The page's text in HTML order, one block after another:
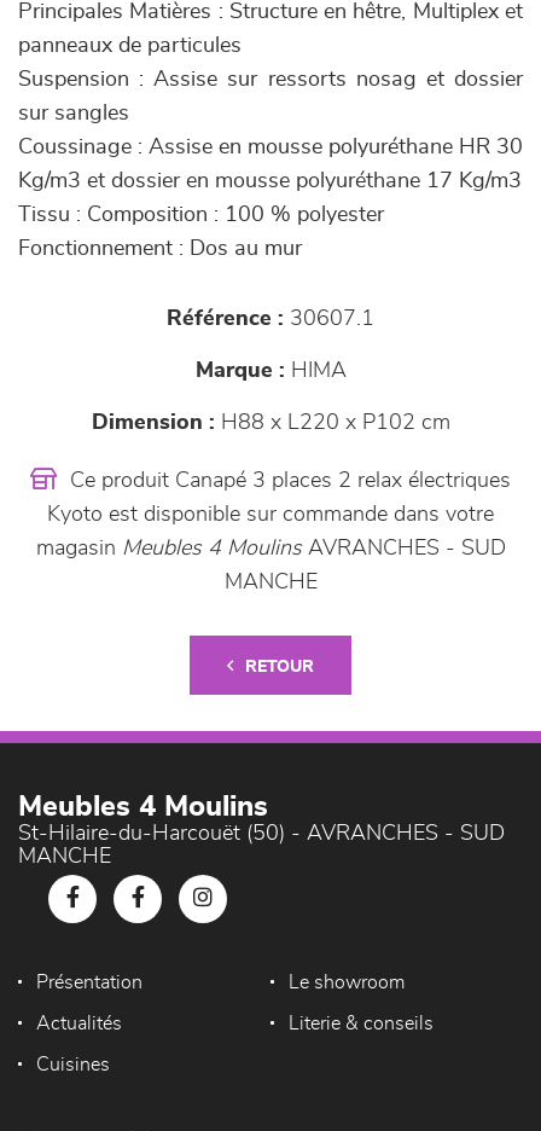
Principales Matières : Structure en hêtre, Multiplex et
panneaux de particules
Suspension : Assise sur ressorts nosag et dossier
sur sangles
Coussinage : Assise en mousse polyuréthane HR 30
Kg/m3 et dossier en mousse polyuréthane 17 Kg/m3
Tissu : Composition : 100 % polyester
Fonctionnement : Dos au mur
Référence : 30607.1
Marque : HIMA
Dimension : H88 x L220 x P102 cm
Ce produit Canapé 3 places 2 relax électriques
Kyoto est disponible sur commande dans votre
magasin Meubles 4 MoulinsAVRANCHES - SUD
MANCHE
RETOUR
Meubles 4 Moulins
St-Hilaire-du-Harcouët (50) - AVRANCHES - SUD
MANCHE
Présentation Le showroom
Actualités Literie & conseils
Cuisines